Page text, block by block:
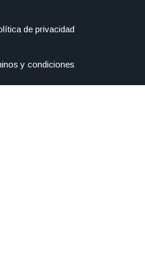
de privacidad
y condiciones